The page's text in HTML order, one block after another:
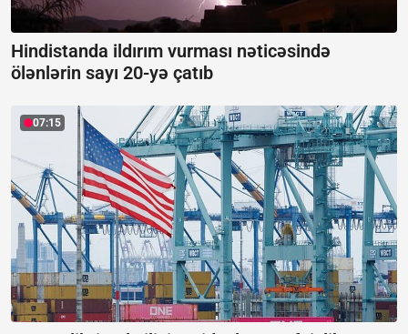
Hindistanda ildırım vurması nəticəsində
ölənlərin sayı 20-yə çatıb
07:15